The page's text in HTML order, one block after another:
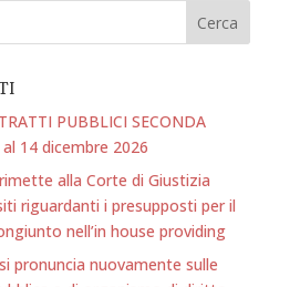
PUBBLICI SECONDA
al 14 dicembre 2026
alla Corte di Giustizia
riguardanti i presupposti per il
nell’in house providing
pronuncia nuovamente sulle